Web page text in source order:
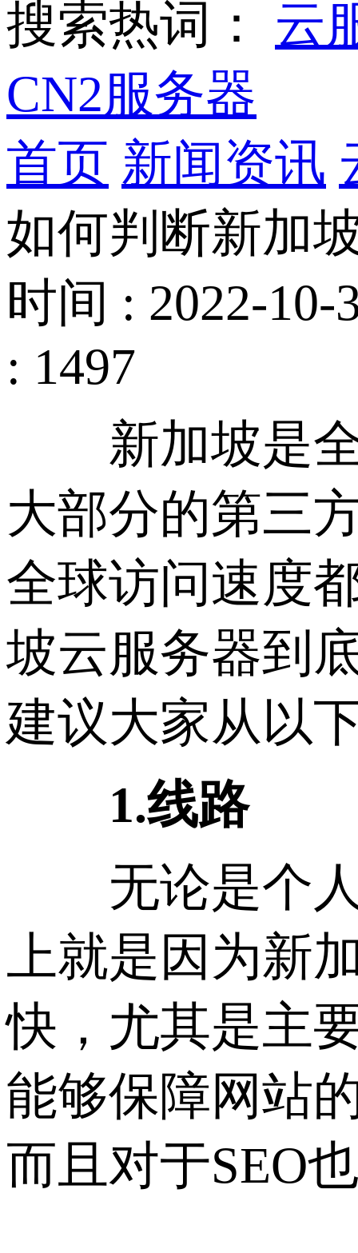
搜索热词： 云
CN2服务器
首页 新闻资讯
如何判断新加
时间 : 2022-10-
: 1497
新加坡是全
大部分的第三
全球访问速度
坡云服务器到
建议大家从以
1.线路
无论是个人
上就是因为新
快，尤其是主
能够保障网站
而且对于SEO